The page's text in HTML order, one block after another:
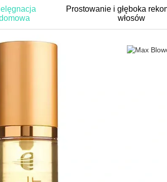
Prostowanie i głęboka
włosów